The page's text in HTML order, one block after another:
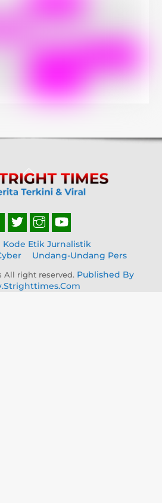
Back
To
Top
Kode Etik Jurnalistik
Undang-Undang Pers
All right reserved. Published By